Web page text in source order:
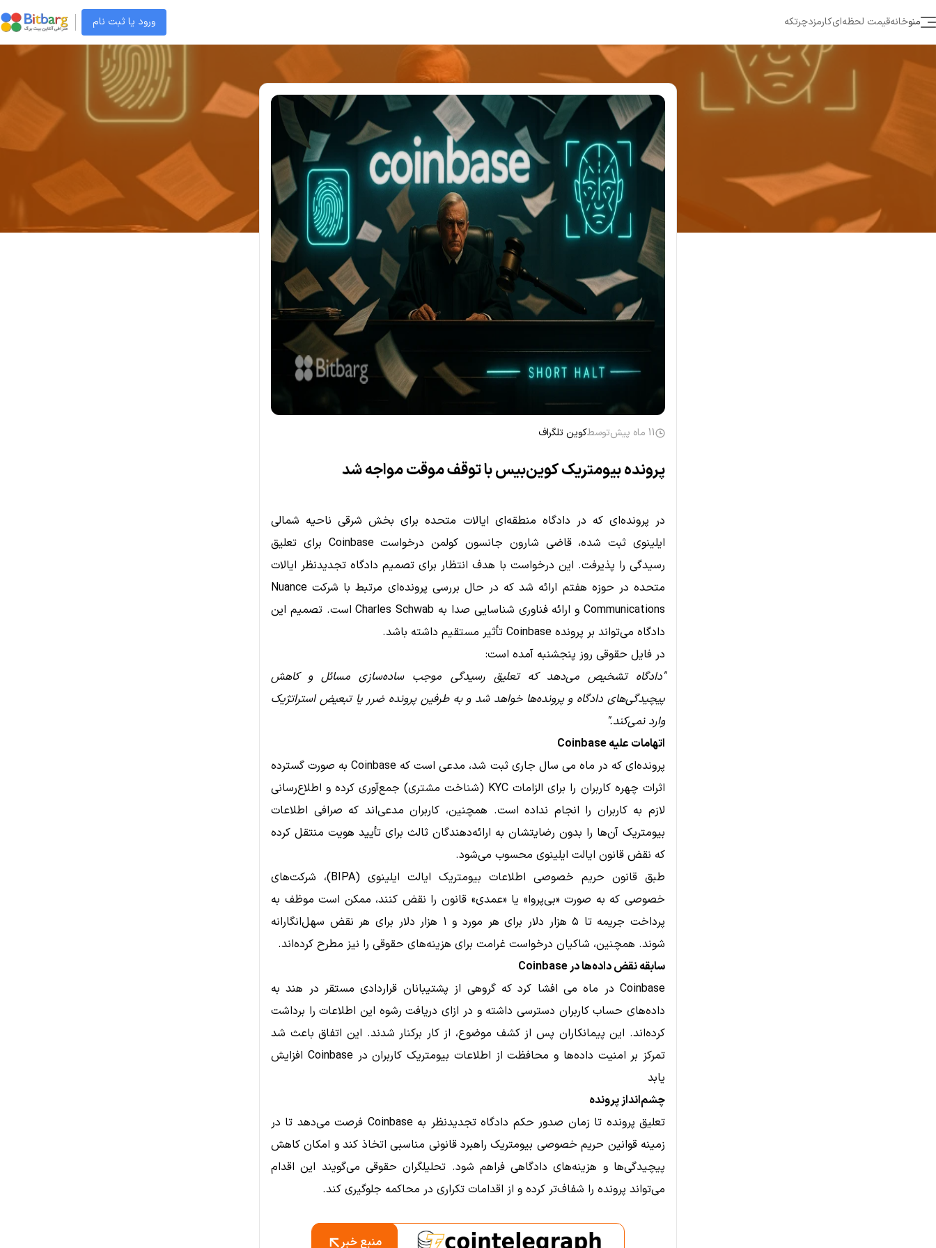
ورود یا ثبت نام چرتکهکارمزدقیمت لحظه‌ایخانهمنو
11 ماه پیش توسطکوین تلگراف
پرونده بیومتریک کوین‌بیس با توقف موقت مواجه شد
در پرونده‌ای که در دادگاه منطقه‌ای ایالات متحده برای بخش شرقی ناحیه شمالی
ایلینوی ثبت شده، قاضی شارون جانسون کولمن درخواست Coinbase برای تعلیق
رسیدگی را پذیرفت. این درخواست با هدف انتظار برای تصمیم دادگاه تجدیدنظر ایالات
متحده در حوزه هفتم ارائه شد که در حال بررسی پرونده‌ای مرتبط با شرکت Nuance
Communications و ارائه فناوری شناسایی صدا به Charles Schwab است. تصمیم این
دادگاه می‌تواند بر پرونده Coinbase تأثیر مستقیم داشته باشد.
در فایل حقوقی روز پنجشنبه آمده است:
"دادگاه تشخیص می‌دهد که تعلیق رسیدگی موجب ساده‌سازی مسائل و کاهش
پیچیدگی‌های دادگاه و پرونده‌ها خواهد شد و به طرفین پرونده ضرر یا تبعیض استراتژیک
وارد نمی‌کند."
اتهامات علیه Coinbase
پرونده‌ای که در ماه می سال جاری ثبت شد، مدعی است که Coinbase به صورت گسترده
اثرات چهره کاربران را برای الزامات KYC (شناخت مشتری) جمع‌آوری کرده و اطلاع‌رسانی
لازم به کاربران را انجام نداده است. همچنین، کاربران مدعی‌اند که صرافی اطلاعات
بیومتریک آن‌ها را بدون رضایتشان به ارائه‌دهندگان ثالث برای تأیید هویت منتقل کرده
که نقض قانون ایالت ایلینوی محسوب می‌شود.
طبق قانون حریم خصوصی اطلاعات بیومتریک ایالت ایلینوی (BIPA)، شرکت‌های
خصوصی که به صورت «بی‌پروا» یا «عمدی» قانون را نقض کنند، ممکن است موظف به
پرداخت جریمه تا ۵ هزار دلار برای هر مورد و ۱ هزار دلار برای هر نقض سهل‌انگارانه
شوند. همچنین، شاکیان درخواست غرامت برای هزینه‌های حقوقی را نیز مطرح کرده‌اند.
سابقه نقض داده‌ها در Coinbase
Coinbase در ماه می افشا کرد که گروهی از پشتیبانان قراردادی مستقر در هند به
داده‌های حساب کاربران دسترسی داشته و در ازای دریافت رشوه این اطلاعات را برداشت
کرده‌اند. این پیمانکاران پس از کشف موضوع، از کار برکنار شدند. این اتفاق باعث شد
تمرکز بر امنیت داده‌ها و محافظت از اطلاعات بیومتریک کاربران در Coinbase افزایش
یابد
چشم‌انداز پرونده
تعلیق پرونده تا زمان صدور حکم دادگاه تجدیدنظر به Coinbase فرصت می‌دهد تا در
زمینه قوانین حریم خصوصی بیومتریک راهبرد قانونی مناسبی اتخاذ کند و امکان کاهش
پیچیدگی‌ها و هزینه‌های دادگاهی فراهم شود. تحلیلگران حقوقی می‌گویند این اقدام
می‌تواند پرونده را شفاف‌تر کرده و از اقدامات تکراری در محاکمه جلوگیری کند.
منبع خبر